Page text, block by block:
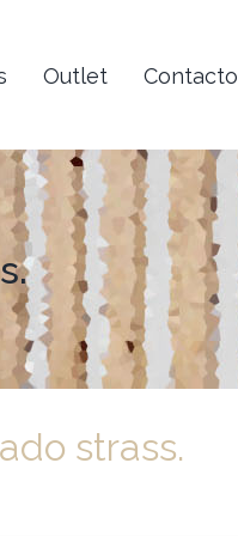
Outlet Contacto
strass.